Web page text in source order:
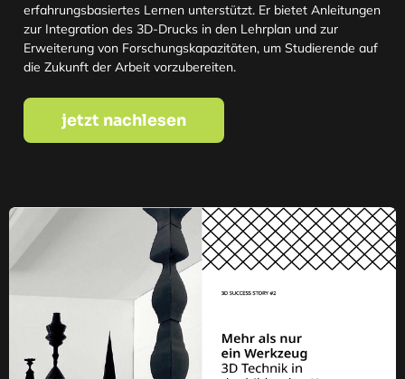
erfahrungsbasiertes Lernen unterstützt. Er bietet Anleitungen
zur Integration des 3D-Drucks in den Lehrplan und zur
Erweiterung von Forschungskapazitäten, um Studierende auf
die Zukunft der Arbeit vorzubereiten.
jetzt nachlesen